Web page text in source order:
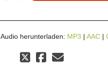
Audio herunterladen: MP3 | AAC |